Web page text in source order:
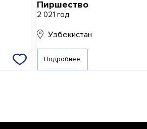
Пиршество
2 021 год
Узбекистан
Подробнее